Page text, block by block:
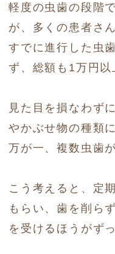
軽度の虫歯の段階
が、 多くの患者さ
すでに進行した虫
ず、総額も1万円以
見た目を損なわず
やかぶせ物の種類
万が一、複数虫歯
こう考えると、定
もらい、歯を削ら
を受けるほうがず